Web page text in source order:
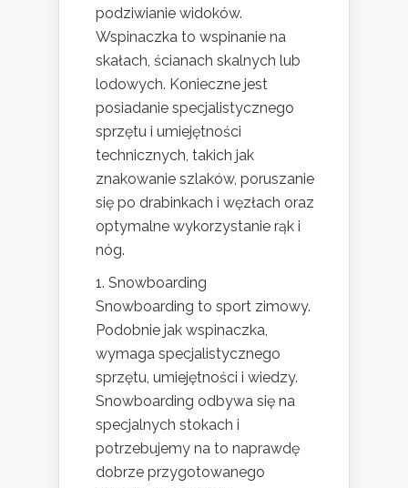
podziwianie widoków.
Wspinaczka to wspinanie na
skałach, ścianach skalnych lub
lodowych. Konieczne jest
posiadanie specjalistycznego
sprzętu i umiejętności
technicznych, takich jak
znakowanie szlaków, poruszanie
się po drabinkach i węzłach oraz
optymalne wykorzystanie rąk i
nóg.
1. Snowboarding
Snowboarding to sport zimowy.
Podobnie jak wspinaczka,
wymaga specjalistycznego
sprzętu, umiejętności i wiedzy.
Snowboarding odbywa się na
specjalnych stokach i
potrzebujemy na to naprawdę
dobrze przygotowanego